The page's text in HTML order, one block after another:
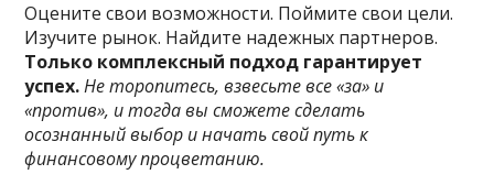
Оцените свои возможности. Поймите свои цели.
Изучите рынок. Найдите надежных партнеров.
Только комплексный подход гарантирует
успех. Не торопитесь, взвесьте все «за» и
«против», и тогда вы сможете сделать
осознанный выбор и начать свой путь к
финансовому процветанию.